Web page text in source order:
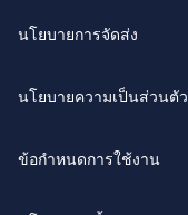
นโยบายการจัดส่ง
นโยบายความเป็นส่วนตัว
ข้อกำหนดการใช้งาน